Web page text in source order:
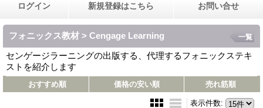
ログイン 新規登録はこちら お問い合せ
フォニックス教材 > Cengage Learning
センゲージラーニングの出版する、代理するフォニックステキ
ストを紹介します
一覧
おすすめ順 価格の安い順 売れ筋順
表示件数: